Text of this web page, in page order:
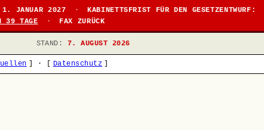
JANUAR 2027 ·
KABINETTSFRIST FÜR DEN GESETZENTWURF:
39 TAGE · FAX ZURÜCK
STAND: 7. AUGUST 2026
· Datenschutz